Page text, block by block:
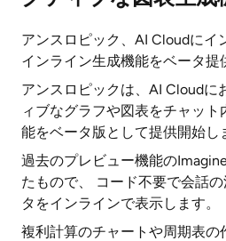
アンスロピック、AI Cloudにイ
インライン生成機能をベータ提
アンスロピックは、AI Cloudに
ィブなグラフや図表をチャッ
能をベータ版として提供開始し
過去のプレビュー機能の
たもので、 コード不要で会話
タをインラインで表示します。
複利計算のチャートや周期表の